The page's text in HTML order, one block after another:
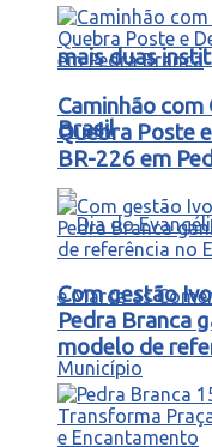
mais duas
Brasil
Caminhão com
Quebra Poste
BR-226 em
Com gestão
Pedra Branca
modelo de